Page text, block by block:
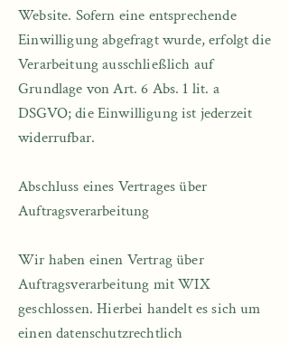
Website. Sofern eine entsprechende
Einwilligung abgefragt wurde, erfolgt die
Verarbeitung ausschließlich auf
Grundlage von Art. 6 Abs. 1 lit. a
DSGVO; die Einwilligung ist jederzeit
widerrufbar.
Abschluss eines Vertrages über
Auftragsverarbeitung
Wir haben einen Vertrag über
Auftragsverarbeitung mit WIX
geschlossen. Hierbei handelt es sich um
einen datenschutzrechtlich